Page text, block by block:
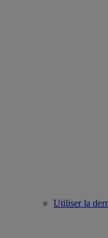
Utiliser la